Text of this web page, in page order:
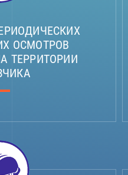
ОСМОТРОВ
ТЕРРИТОРИИ